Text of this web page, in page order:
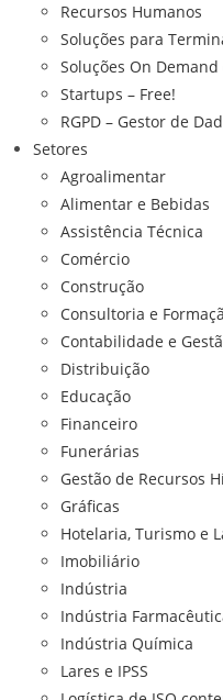
Recursos Humanos
Soluções para
Soluções On Demand
Startups – Free!
RGPD – Gestor de
Setores
Agroalimentar
Alimentar e Bebidas
Assistência Técnica
Comércio
Construção
Consultoria e
Contabilidade e
Distribuição
Educação
Financeiro
Funerárias
Gestão de Recursos
Gráficas
Hotelaria, Turismo e
Imobiliário
Indústria
Indústria
Indústria Química
Lares e IPSS